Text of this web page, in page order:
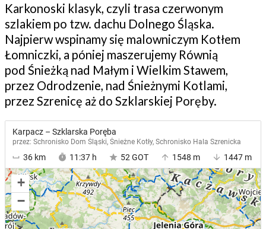
Karkonoski klasyk, czyli trasa czerwonym
szlakiem po tzw. dachu Dolnego Śląska.
Najpierw wspinamy się malowniczym Kotłem
Łomniczki, a póniej maszerujemy Równią
pod Śnieżką nad Małym i Wielkim Stawem,
przez Odrodzenie, nad Śnieżnymi Kotlami,
przez Szrenicę aż do Szklarskiej Poręby.